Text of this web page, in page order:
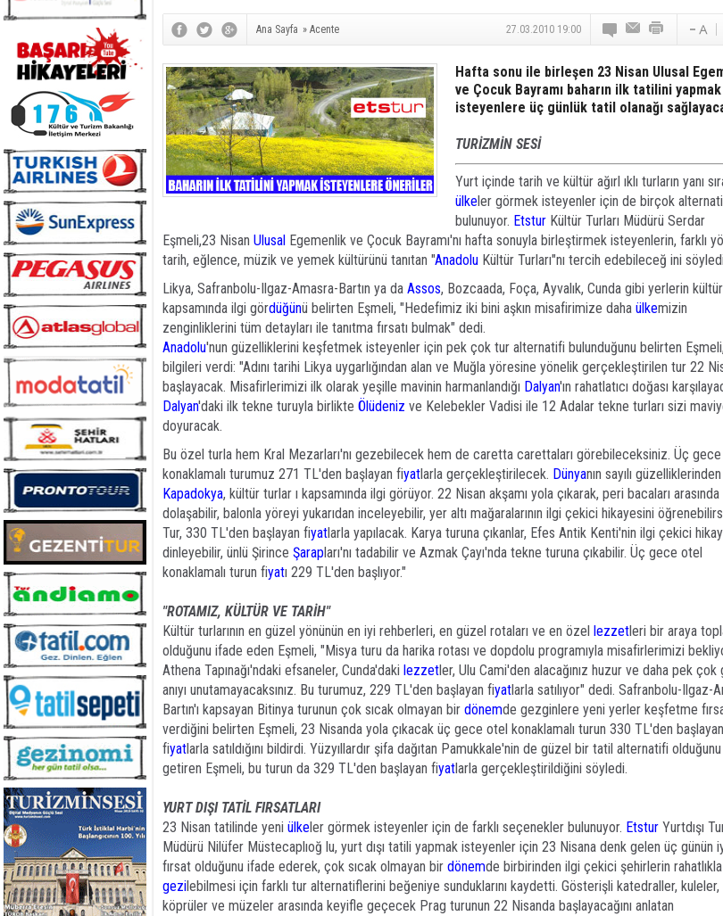
Ana Sayfa » Acente 27.03.2010 19:00
Hafta sonu ile birleşen 23 Nisan Ulusal
ve Çocuk Bayramı baharın ilk tatilini yapmak
isteyenlere üç günlük tatil olanağı
TURİZMİN SESİ
Yurt içinde tarih ve kültür ağırl ıklı turların yanı
ülkeler görmek isteyenler için de birçok
bulunuyor. Etstur Kültür Turları Müdürü Serdar
Eşmeli,23 Nisan Ulusal Egemenlik ve Çocuk Bayramı'nı hafta sonuyla birleştirmek isteyenlerin, farklı
tarih, eğlence, müzik ve yemek kültürünü tanıtan "Anadolu Kültür Turları"nı tercih edebileceğ ini
Likya, Safranbolu-Ilgaz-Amasra-Bartın ya da Assos, Bozcaada, Foça, Ayvalık, Cunda gibi yerlerin
kapsamında ilgi gördüğünü belirten Eşmeli, "Hedefimiz iki bini aşkın misafirimize daha ülkemizin
zenginliklerini tüm detayları ile tanıtma fırsatı bulmak" dedi.
Anadolu'nun güzelliklerini keşfetmek isteyenler için pek çok tur alternatifi bulunduğunu belirten
bilgileri verdi: "Adını tarihi Likya uygarlığından alan ve Muğla yöresine yönelik gerçekleştirilen tur 22
başlayacak. Misafirlerimizi ilk olarak yeşille mavinin harmanlandığı Dalyan'ın rahatlatıcı doğası
Dalyan'daki ilk tekne turuyla birlikte Ölüdeniz ve Kelebekler Vadisi ile 12 Adalar tekne turları sizi
doyuracak.
Bu özel turla hem Kral Mezarları'nı gezebilecek hem de caretta carettaları görebileceksiniz. Üç
konaklamalı turumuz 271 TL'den başlayan fiyatlarla gerçekleştirilecek. Dünyanın sayılı
Kapadokya, kültür turlar ı kapsamında ilgi görüyor. 22 Nisan akşamı yola çıkarak, peri bacaları arasında
dolaşabilir, balonla yöreyi yukarıdan inceleyebilir, yer altı mağaralarının ilgi çekici hikayesini
Tur, 330 TL'den başlayan fiyatlarla yapılacak. Karya turuna çıkanlar, Efes Antik Kenti'nin ilgi çekici
dinleyebilir, ünlü Şirince Şarapları'nı tadabilir ve Azmak Çayı'nda tekne turuna çıkabilir. Üç gece otel
konaklamalı turun fiyatı 229 TL'den başlıyor."
"ROTAMIZ, KÜLTÜR VE TARİH"
Kültür turlarının en güzel yönünün en iyi rehberleri, en güzel rotaları ve en özel lezzetleri bir araya
olduğunu ifade eden Eşmeli, "Misya turu da harika rotası ve dopdolu programıyla misafirlerimizi
Athena Tapınağı'ndaki efsaneler, Cunda'daki lezzetler, Ulu Cami'den alacağınız huzur ve daha pek çok
anıyı unutamayacaksınız. Bu turumuz, 229 TL'den başlayan fiyatlarla satılıyor" dedi. Safranbolu-Ilgaz-
Bartın'ı kapsayan Bitinya turunun çok sıcak olmayan bir dönemde gezginlere yeni yerler keşfetme
verdiğini belirten Eşmeli, 23 Nisanda yola çıkacak üç gece otel konaklamalı turun 330 TL'den başlayan
fiyatlarla satıldığını bildirdi. Yüzyıllardır şifa dağıtan Pamukkale'nin de güzel bir tatil alternatifi
getiren Eşmeli, bu turun da 329 TL'den başlayan fiyatlarla gerçekleştirildiğini söyledi.
YURT DIŞI TATİL FIRSATLARI
23 Nisan tatilinde yeni ülkeler görmek isteyenler için de farklı seçenekler bulunuyor. Etstur Yurtdışı
Müdürü Nilüfer Müstecaplıoğ lu, yurt dışı tatili yapmak isteyenler için 23 Nisana denk gelen üç günün
fırsat olduğunu ifade ederek, çok sıcak olmayan bir dönemde birbirinden ilgi çekici şehirlerin rahatlıkla
gezilebilmesi için farklı tur alternatiflerini beğeniye sunduklarını kaydetti. Gösterişli katedraller, kuleler,
köprüler ve müzeler arasında keyifle geçecek Prag turunun 22 Nisanda başlayacağını anlatan